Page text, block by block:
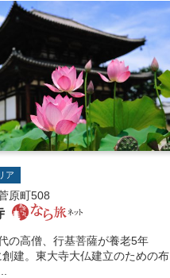
ア
原町508
の高僧、行基菩薩が養老5年
建。東大寺大仏建立のための布